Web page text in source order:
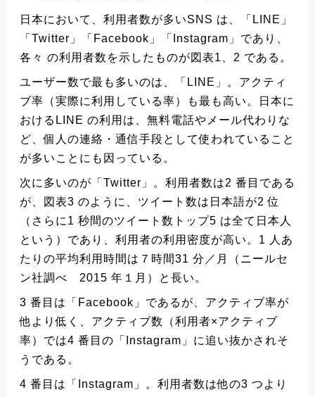
日本において、利用者数が多いSNS は、「LINE」
「Twitter」「Facebook」「Instagram」であり、
各々 の利用者数を示したものが図表1、2 である。
ユーザー数で最も多いのは、「LINE」。アクティ
ブ率（実際に利用している率）も最も高い。日本に
おけるLINE の利用は、無料電話やメール代わりな
ど、個人の連絡・通信手段として使われていること
が多いことにも因っている。
次に多いのが「Twitter」。利用者数は2 番目である
が、図表3 のように、ツイート数は日本語が2 位
（さらに1 秒間のツイート数トップ5 は全て日本人
という）であり、利用者の利用密度が高い。1 人あ
たりの平均利用時間は７時間31 分／月（ニールセ
ン社調べ 2015 年１月）と長い。
3 番目は「Facebook」であるが、アクティブ率が
他より低く、アクティブ数（利用者×アクティブ
率）では4 番目の「Instagram」に追い抜かされそ
うである。
4 番目は「Instagram」。利用者数は他の3 つより